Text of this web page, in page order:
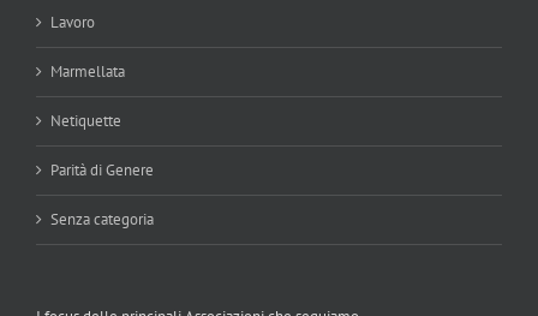
Lavoro
Marmellata
Netiquette
Parità di Genere
Senza categoria